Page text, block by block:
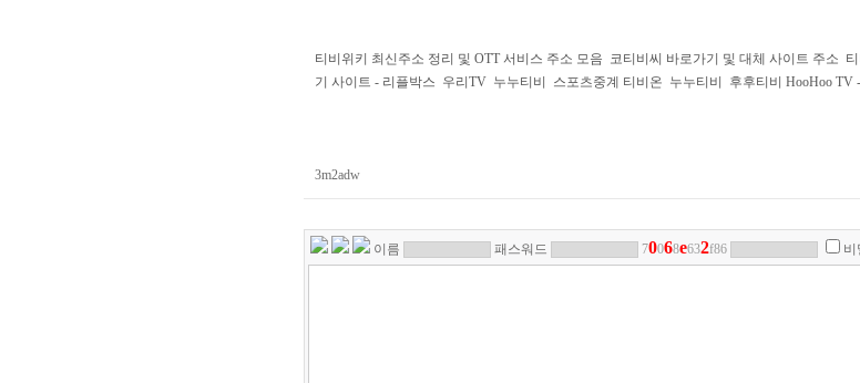
티비위키 최신주소 정리 및 OTT 서비스 주소 모음 코티비씨 바로가기 및 대체 사이트 주소
기 사이트 - 리플박스 우리TV 누누티비 스포츠중계 티비온 누누티비 후후티비 HooHoo TV
3m2adw
이름 패스워드 70068e632f86 비